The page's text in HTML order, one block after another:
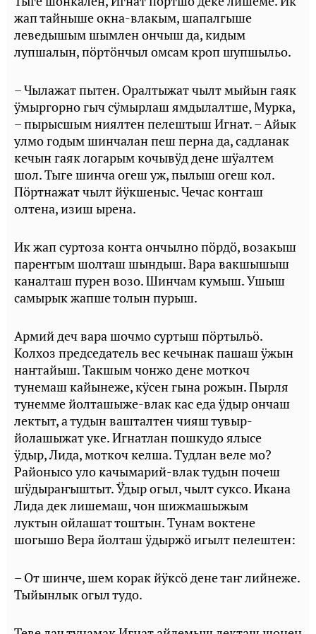
жап тайныше окна-влакым, шапалгыше
леведышым шымлен ончыш да, кидым
лупшалын, пӧртӧнчыл омсам кроп шупшыльо.
– Чылажат пытен. Оралтыжат чылт мыйын гаяк
ӱмыргорно гыч сӱмырлаш ямдылалтше, Мурка,
– пырысшым ниялтен пелештыш Игнат. – Айык
улмо годым шинчалан пеш перна да, садланак
кечын гаяк логарым кочывӱд дене шӱалтем
шол. Тыге шинча огеш уж, пылыш огеш кол.
Пӧртнажат чылт йӱкшеныс. Чечас коҥгаш
олтена, изиш ырена.
Ик жап суртоза коҥга ончылно пӧрдӧ, возакыш
пареҥгым шолташ шындыш. Вара вакшышыш
каналташ пурен возо. Шинчам кумыш. Ушыш
самырык жапше толын пурыш.
Армий деч вара шочмо суртыш пӧртыльӧ.
Колхоз председатель вес кечынак пашаш ӱжын
наҥгайыш. Такшым чонжо дене моткоч
тунемаш кайынеже, кӱсен гына рожын. Пырля
тунемме йолташыже-влак кас еда ӱдыр ончаш
лектыт, а тудын вашталтен чияш тувыр-
йолашыжат уке. Игнатлан пошкудо ялысе
ӱдыр, Лида, моткоч келша. Тудлан веле мо?
Районысо уло качымарий-влак тудын почеш
шӱдыраҥыштыт. Ӱдыр огыл, чылт суксо. Икана
Лида дек лишемаш, чон шижмашыжым
луктын ойлашат тоштын. Тунам воктене
шогышо Вера йолташ ӱдыржӧ игылт пелештен:
– От шинче, шем корак йӱксӧ дене таҥ лийнеже.
Тыйынлык огыл тудо.